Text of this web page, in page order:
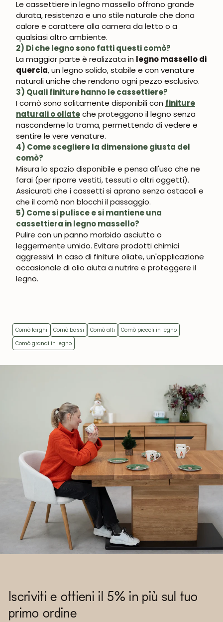
Le cassettiere in legno massello offrono grande
durata, resistenza e uno stile naturale che dona
calore e carattere alla camera da letto o a
qualsiasi altro ambiente.
2) Di che legno sono fatti questi comò?
La maggior parte è realizzata in legno massello di
quercia, un legno solido, stabile e con venature
naturali uniche che rendono ogni pezzo esclusivo.
3) Quali finiture hanno le cassettiere?
I comò sono solitamente disponibili con finiture
naturali o oliateche proteggono il legno senza
nasconderne la trama, permettendo di vedere e
sentire le vere venature.
4) Come scegliere la dimensione giusta del
comò?
Misura lo spazio disponibile e pensa all'uso che ne
farai (per riporre vestiti, tessuti o altri oggetti).
Assicurati che i cassetti si aprano senza ostacoli e
che il comò non blocchi il passaggio.
5) Come si pulisce e si mantiene una
cassettiera in legno massello?
Pulire con un panno morbido asciutto o
leggermente umido. Evitare prodotti chimici
aggressivi. In caso di finiture oliate, un'applicazione
occasionale di olio aiuta a nutrire e proteggere il
legno.
Comò larghi Comò bassi Comò alti
Comò piccoli in legno
Comò grandi in legno
Iscriviti e ottieni il 5% in più sul tuo
primo ordine